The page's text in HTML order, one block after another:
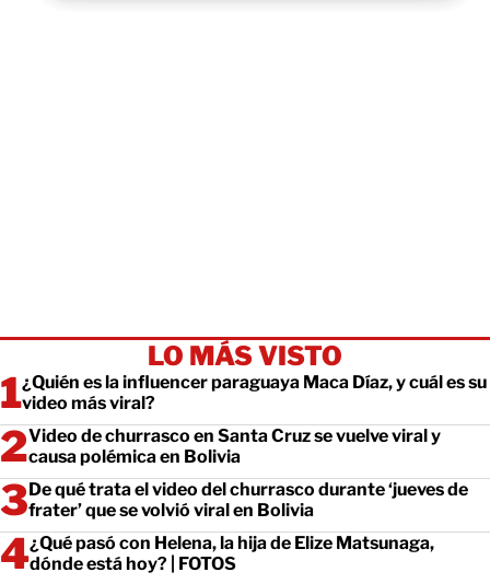
LO MÁS VISTO
¿Quién es la influencer paraguaya Maca Díaz, y cuál es su
video más viral?
Video de churrasco en Santa Cruz se vuelve viral y
causa polémica en Bolivia
De qué trata el video del churrasco durante ‘jueves de
frater’ que se volvió viral en Bolivia
¿Qué pasó con Helena, la hija de Elize Matsunaga,
dónde está hoy? | FOTOS